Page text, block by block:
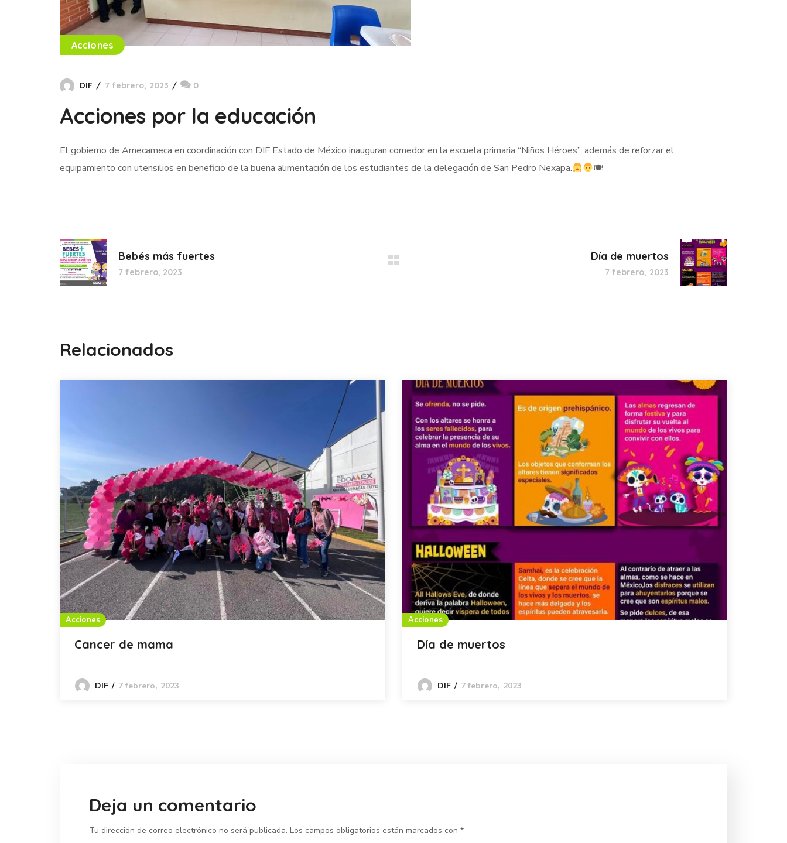
Acciones
DIF 7 febrero, 2023 0
Acciones por la educación
El gobierno de Amecameca en coordinación con DIF Estado de México inauguran comedor en la escuela primaria “Niños Héroes”, además de reforzar el
equipamiento con utensilios en beneficio de la buena alimentación de los estudiantes de la delegación de San Pedro Nexapa.
🍽
Bebés más fuertes
7 febrero, 2023
Día de muertos
7 febrero, 2023
Relacionados
Acciones
Cancer de mama
DIF 7 febrero, 2023
Acciones
Día de muertos
DIF 7 febrero, 2023
Deja un comentario
Tu dirección de correo electrónico no será publicada. Los campos obligatorios están marcados con *